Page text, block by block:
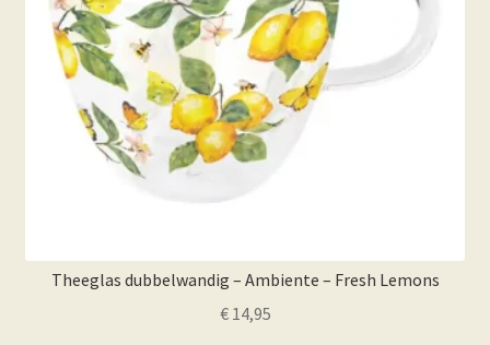
Theeglas dubbelwandig – Ambiente – Fresh Lemons
€14,95